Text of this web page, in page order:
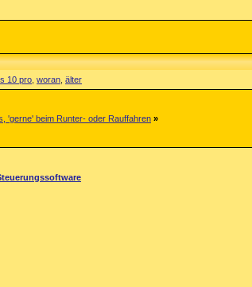
10 pro woran älter
'gerne' beim Runter- oder Rauffahren »